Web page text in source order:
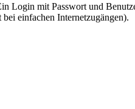
Login mit Passwort und
einfachen Internetzugängen).